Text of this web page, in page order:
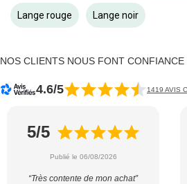
Lange rouge Lange noir
NOS CLIENTS NOUS FONT CONFIANCE
4.6/5 1419 AVIS
5/5
Publié le 06/08/2026
“Très contente de mon achat”